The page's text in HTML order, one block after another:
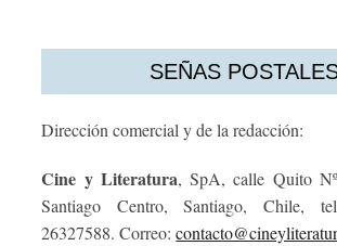
SEÑAS
Dirección comercial y de la redacción:
Cine y Literatura, SpA, calle Quito
Santiago Centro, Santiago, Chile,
26327588. Correo: